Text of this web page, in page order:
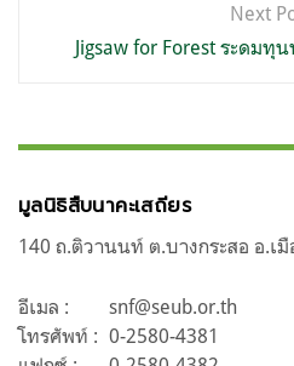
Next
Jigsaw for Forest ระดมทุ
มูลนิธิสืบนาคะเสถียร
140 ถ.ติวานนท์ ต.บางกระสอ อ.
อีเมล :
snf@seub.or.th
โทรศัพท์ : 0-2580-4381